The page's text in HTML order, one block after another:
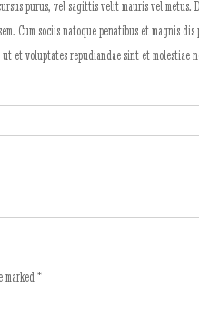
purus, vel sagittis velit mauris vel
Cum sociis natoque penatibus et magnis
et voluptates repudiandae sint et
marked*